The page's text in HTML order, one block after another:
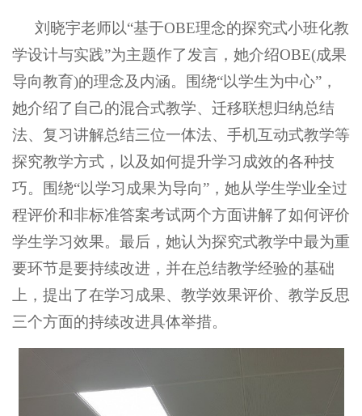
刘晓宇老师以“基于OBE理念的探究式小班化教
学设计与实践”为主题作了发言，她介绍OBE(成果
导向教育)的理念及内涵。
围绕“以学生为中心”，
她介绍了自己的混合式教学、迁移联想归纳总结
法、复习讲解总结三位一体法、手机互动式教学等
探究教学方式，以及如何提升学习成效的各种技
巧。
围绕“以学习成果为导向” ，她从学生学业全过
程评价和非标准答案考试两个方面讲解了如何评价
学生学习效果。最后，她认为探究式教学中最为重
要环节是要持续改进，并在总结教学经验的基础
上，提出了在学习成果、教学效果评价、教学反思
三个方面的持续改进具体举措。